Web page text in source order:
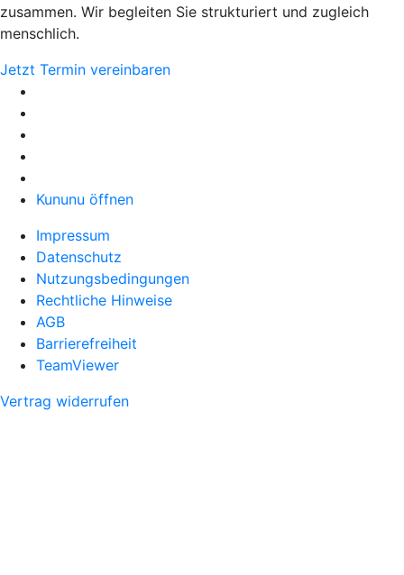
zusammen. Wir begleiten Sie strukturiert und zugleich
menschlich.
Jetzt Termin vereinbaren
Kununu öffnen
Impressum
Datenschutz
Nutzungsbedingungen
Rechtliche Hinweise
AGB
Barrierefreiheit
TeamViewer
Vertrag widerrufen